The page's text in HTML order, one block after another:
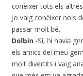
conèixer tots els
Jo vaig conèixer nois
passar molt bé.
Dolbin -Sí, hi havia
els amics del meu
molt divertits i vaig